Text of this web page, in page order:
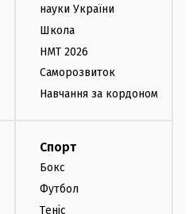
науки України
Школа
НМТ 2026
Саморозвиток
Навчання за кордоном
Спорт
Бокс
Футбол
Теніс